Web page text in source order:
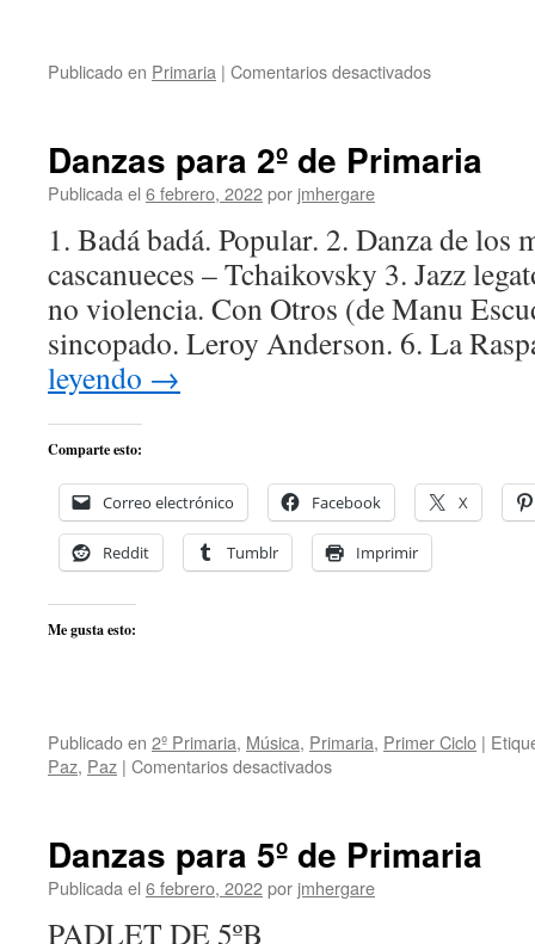
Publicado en Primaria | Comentarios desactivadosen
relajación
Danzas para 2º de Primaria
Publicada el 6 febrero, 2022por jmhergare
1. Badá badá. Popular. 2. Danza de los
cascanueces – Tchaikovsky 3. Jazz
no violencia. Con Otros (de Manu
sincopado. Leroy Anderson. 6. La
leyendo →
Comparte esto:
Correo electrónico Facebook X
Reddit Tumblr Imprimir
Me gusta esto:
Publicado en 2º Primaria, Música, Primaria, Primer Ciclo |
Paz, Paz | Comentarios desactivadosen
de
Primaria
Danzas para 5º de Primaria
Publicada el 6 febrero, 2022por jmhergare
PADLET DE 5ºB